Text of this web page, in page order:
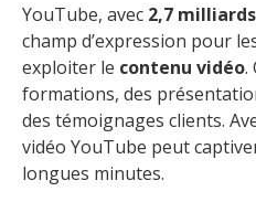
YouTube, avec 2,7
champ d’expression pour
exploiter le contenu vidéo.
formations, des
des témoignages clients.
vidéo YouTube peut
longues minutes.